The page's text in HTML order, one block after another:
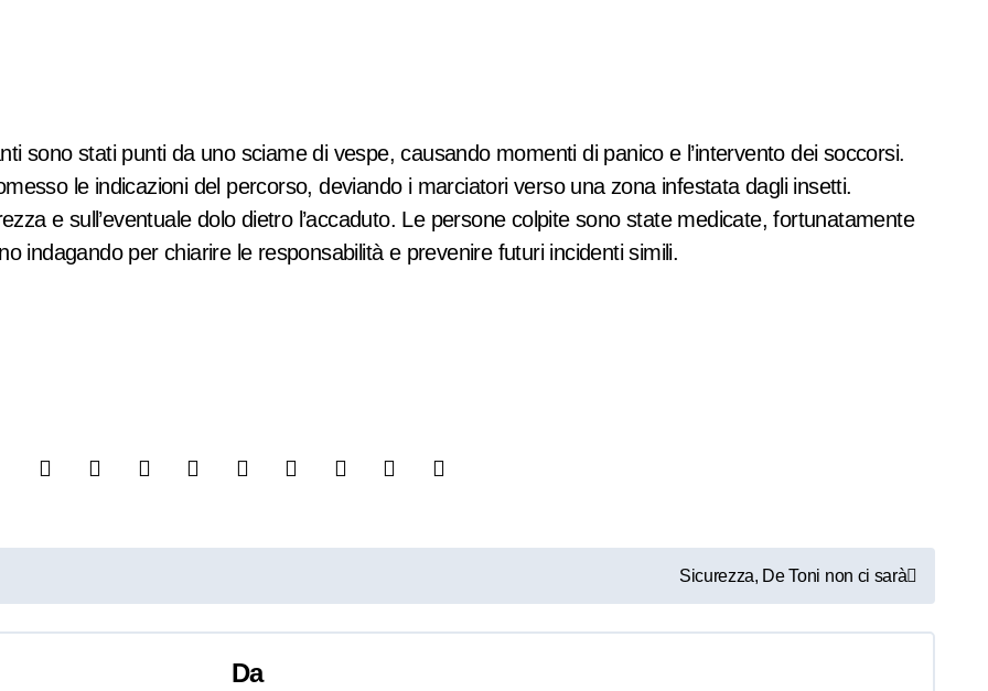
le indicazioni del percorso, deviando i marciatori verso una zona infestata dagli insetti.
e sull’eventuale dolo dietro l’accaduto. Le persone colpite sono state medicate, fortunatamente
indagando per chiarire le responsabilità e prevenire futuri incidenti simili.
Sicurezza, De Toni non ci sarà
Da